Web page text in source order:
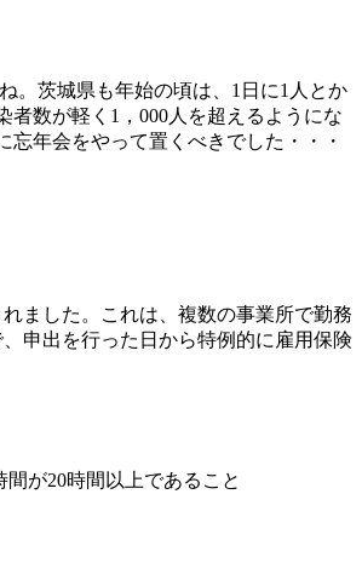
。茨城県も年始の頃は、1日に1人とか
数が軽く1，000人を超えるようにな
年会をやって置くべきでした・・・
ました。これは、複数の事業所で勤務
申出を行った日から特例的に雇用保険
が20時間以上であること